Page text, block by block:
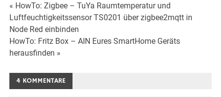
Beitrags-
Navigation
« HowTo: Zigbee – TuYa Raumtemperatur und
Luftfeuchtigkeitssensor TS0201 über zigbee2mqtt in
Node Red einbinden
HowTo: Fritz Box – AIN Eures SmartHome Geräts
herausfinden »
4 KOMMENTARE